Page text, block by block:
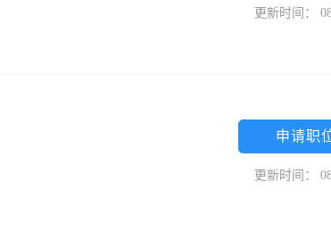
更新时间：
申请职
更新时间：